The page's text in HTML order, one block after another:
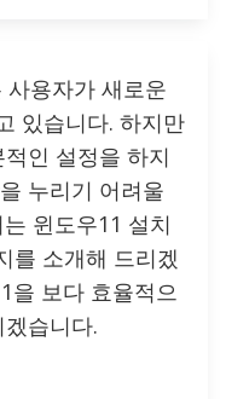
용자가 새로운
있습니다. 하지만
인 설정을 하지
누리기 어려울
윈도우11 설치
를 소개해 드리겠
을 보다 효율적으
습니다.